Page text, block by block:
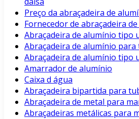
Preço da abraçadeira de
Fornecedor de abraçadeira
Abraçadeira de alumínio tipo
Abraçadeira de alumínio para
Abraçadeira de alumínio tipo
Amarrador de alumínio
Caixa d água
Abraçadeira bipartida para
Abraçadeira de metal para
Abraçadeiras metálicas para